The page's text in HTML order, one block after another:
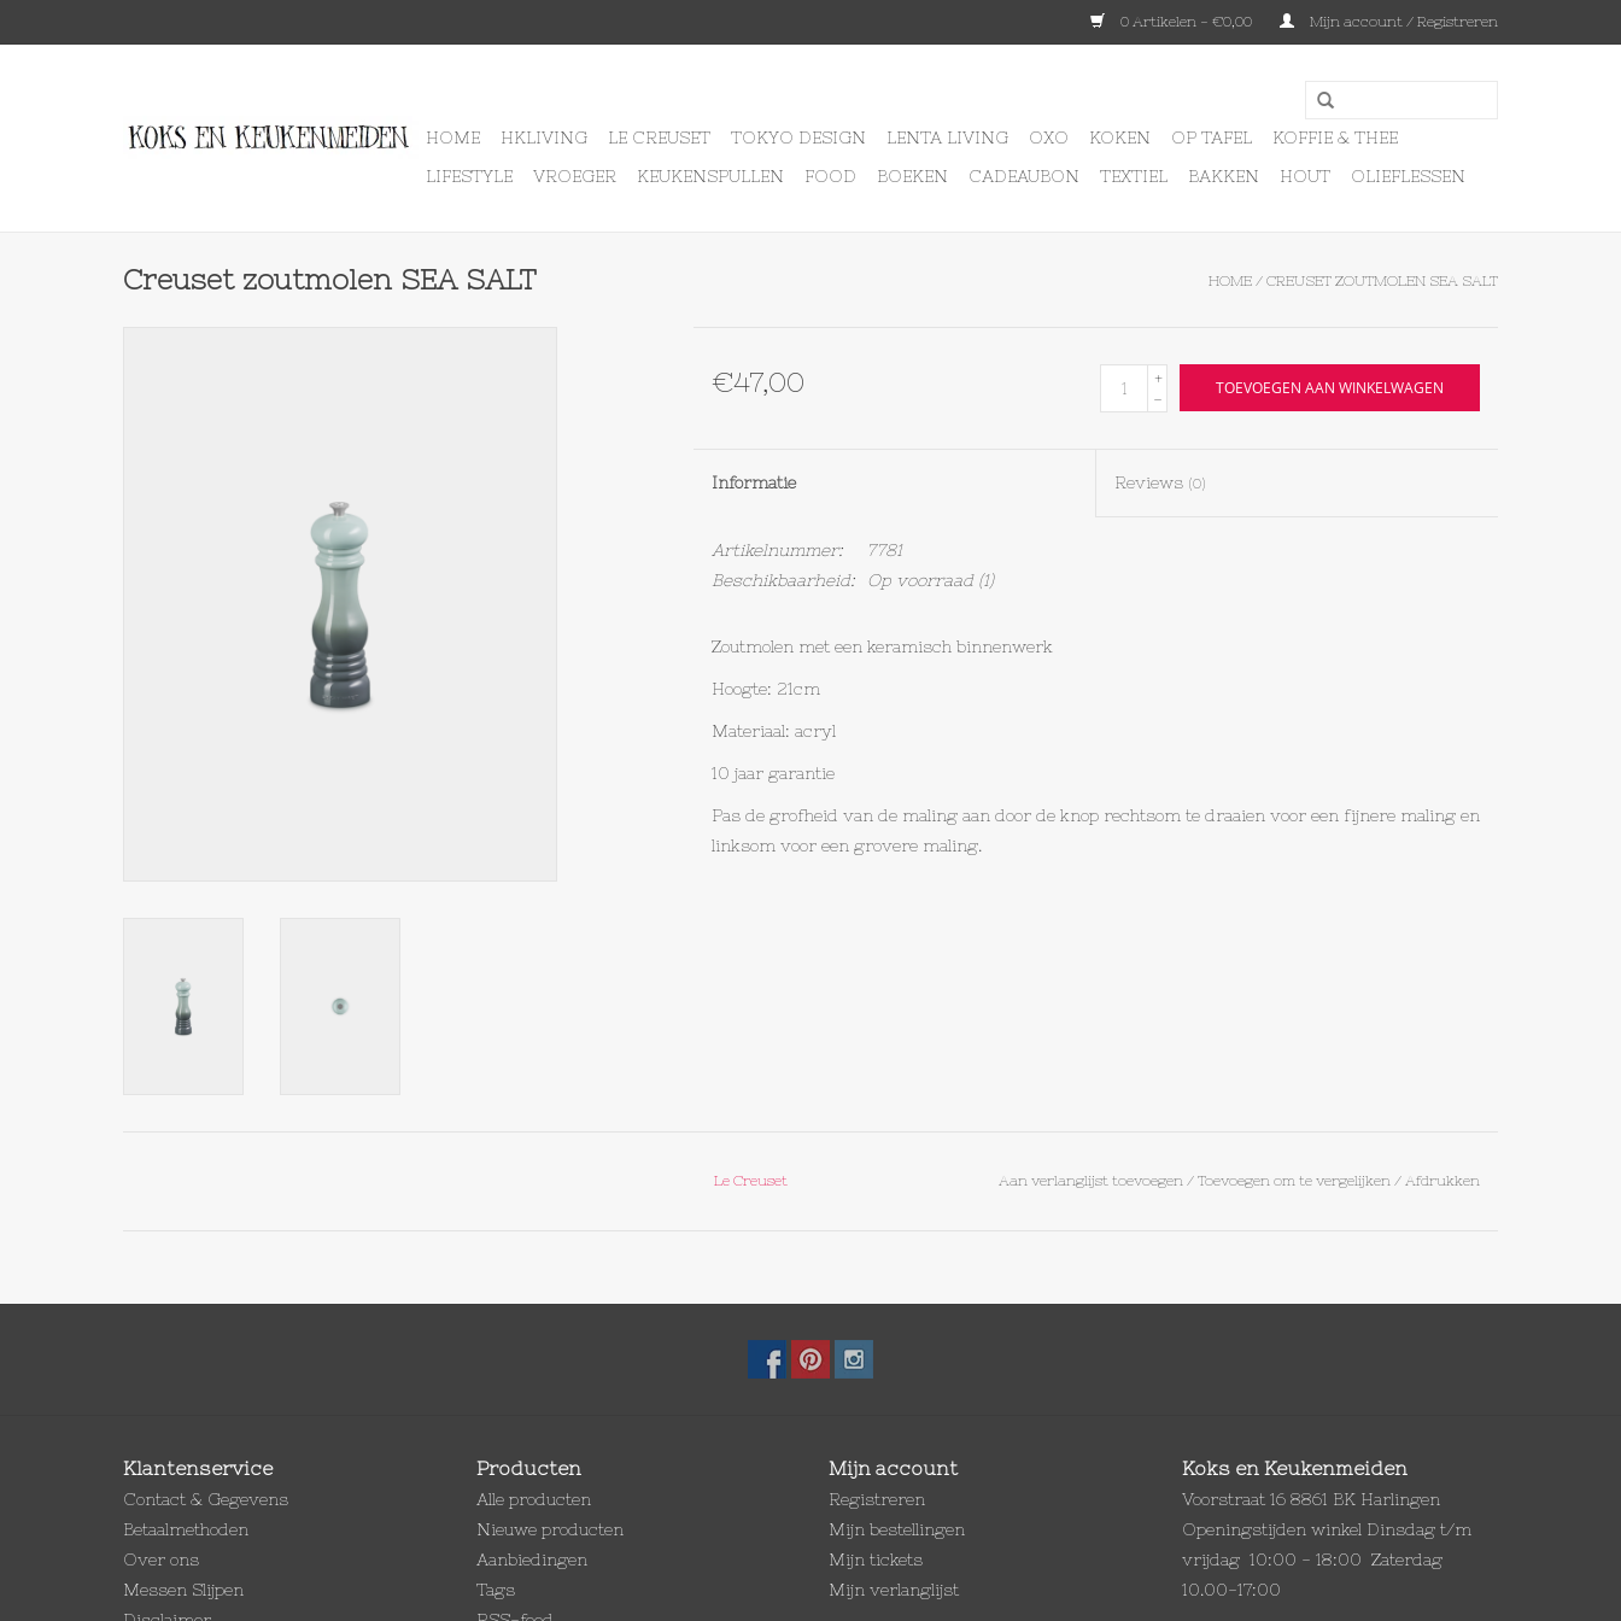
0 Artikelen - €0,00 Mijn account / Registreren
HOME HKLIVING LE CREUSET TOKYO DESIGN LENTA LIVING OXO KOKEN OP TAFEL
KOFFIE & THEE
LIFESTYLE
VROEGER KEUKENSPULLEN FOOD BOEKEN CADEAUBON TEXTIEL BAKKEN HOUT OLIEFLESSEN
Creuset zoutmolen SEA SALT HOME / CREUSET ZOUTMOLEN SEA SALT
€47,00
+
-
TOEVOEGEN AAN WINKELWAGEN
Informatie Reviews (0)
Artikelnummer:
7781
Beschikbaarheid:
Op voorraad(1)
Zoutmolen met een keramisch binnenwerk
Hoogte: 21cm
Materiaal: acryl
10 jaar garantie
Pas de grofheid van de maling aan door de knop rechtsom te draaien voor een fijnere maling en
linksom voor een grovere maling.
Le Creuset Aan verlanglijst toevoegen / Toevoegen om te vergelijken / Afdrukken
Klantenservice
Contact & Gegevens
Betaalmethoden
Over ons
Messen Slijpen
Producten
Alle producten
Nieuwe producten
Aanbiedingen
Tags
Mijn account
Registreren
Mijn bestellingen
Mijn tickets
Mijn verlanglijst
Koks en Keukenmeiden
Voorstraat 16 8861 BK Harlingen
Openingstijden winkel Dinsdag t/m
vrijdag 10:00 - 18:00 Zaterdag
10.00-17:00